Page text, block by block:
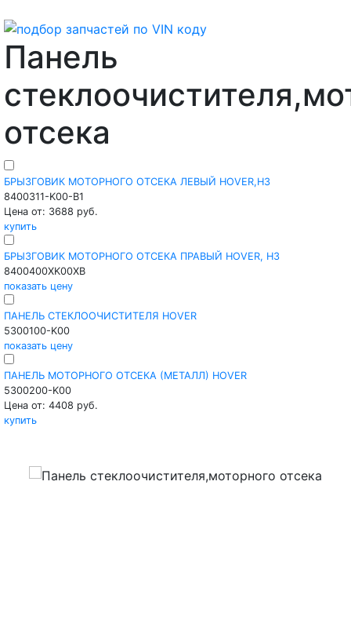
Панель
отсека
БРЫЗГОВИК МОТОРНОГО ОТСЕКА ЛЕВЫЙ HOVER,H3
8400311-K00-B1
Цена от: 3688 руб.
купить
БРЫЗГОВИК МОТОРНОГО ОТСЕКА ПРАВЫЙ HOVER, H3
8400400XK00XB
показать цену
ПАНЕЛЬ СТЕКЛООЧИСТИТЕЛЯ HOVER
5300100-K00
показать цену
ПАНЕЛЬ МОТОРНОГО ОТСЕКА (МЕТАЛЛ) HOVER
5300200-K00
Цена от: 4408 руб.
купить